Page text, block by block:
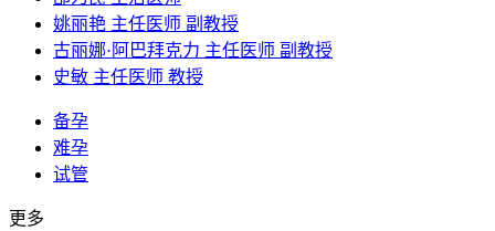
姚丽艳 主任医师 副教授
古丽娜·阿巴拜克力 主任医师 副教授
史敏 主任医师 教授
备孕
难孕
试管
更多